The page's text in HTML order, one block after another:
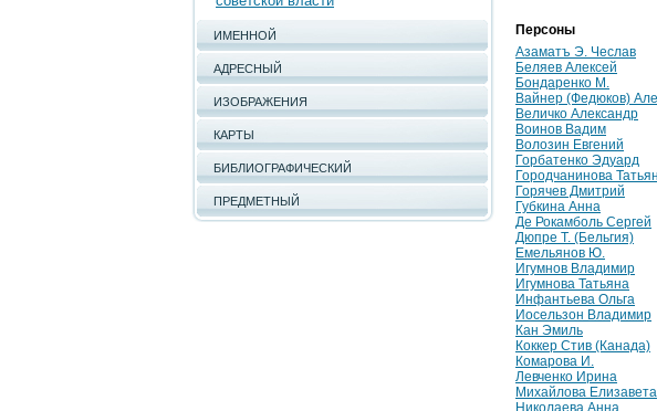
ИМЕННОЙ
АДРЕСНЫЙ
ИЗОБРАЖЕНИЯ
КАРТЫ
БИБЛИОГРАФИЧЕСКИЙ
ПРЕДМЕТНЫЙ
Персоны
Азаматъ Э. Чеслав
Беляев Алексей
Бондаренко М.
Вайнер (Федюков)
Величко Александр
Воинов Вадим
Волозин Евгений
Горбатенко Эдуард
Городчанинова
Горячев Дмитрий
Губкина Анна
Де Рокамболь Сергей
Дюпре Т. (Бельгия)
Емельянов Ю.
Игумнов Владимир
Игумнова Татьяна
Инфантьева Ольга
Иосельзон Владимир
Кан Эмиль
Коккер Стив (Канада)
Комарова И.
Левченко Ирина
Михайлова Елизавета
Николаева Анна